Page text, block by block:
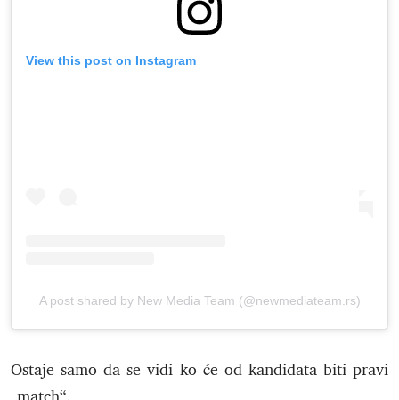
View this post on Instagram
A post shared by New Media Team (@newmediateam.rs)
Ostaje samo da se vidi ko će od kandidata biti pravi